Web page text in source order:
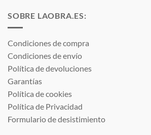
SOBRE LAOBRA.ES:
Condiciones de compra
Condiciones de envío
Política de devoluciones
Garantías
Política de cookies
Política de Privacidad
Formulario de desistimiento